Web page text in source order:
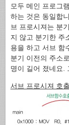
모두 메인 프로그
하는 것은 동일합
브 프로시져는 분
지 않고 분기한 주
용을 하고 서브 함
분기 이전의 주소
명이 길어 졌네요.
서브 프로시져 호